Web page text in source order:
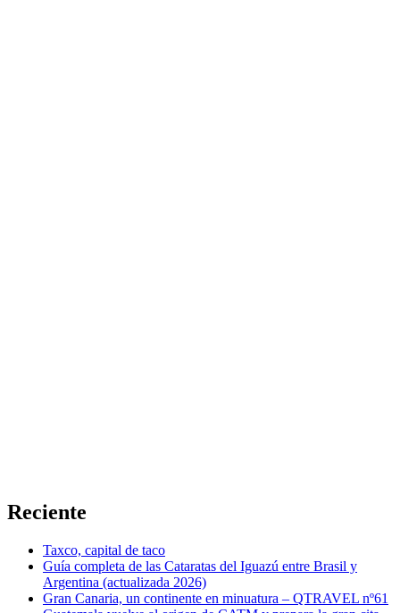
Reciente
Taxco, capital de taco
Guía completa de las Cataratas del Iguazú entre Brasil y
Argentina (actualizada 2026)
Gran Canaria, un continente en minuatura – QTRAVEL nº61